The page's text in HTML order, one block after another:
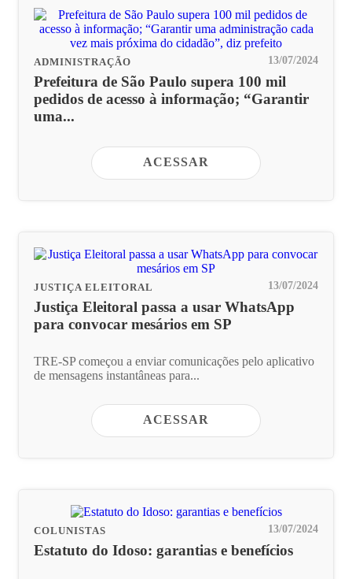
ADMINISTRAÇÃO 13/07/2024
Prefeitura de São Paulo supera 100 mil
pedidos de acesso à informação; “Garantir
uma...
ACESSAR
JUSTIÇA ELEITORAL 13/07/2024
Justiça Eleitoral passa a usar WhatsApp
para convocar mesários em SP
TRE-SP começou a enviar comunicações pelo aplicativo
de mensagens instantâneas para...
ACESSAR
COLUNISTAS 13/07/2024
Estatuto do Idoso: garantias e benefícios